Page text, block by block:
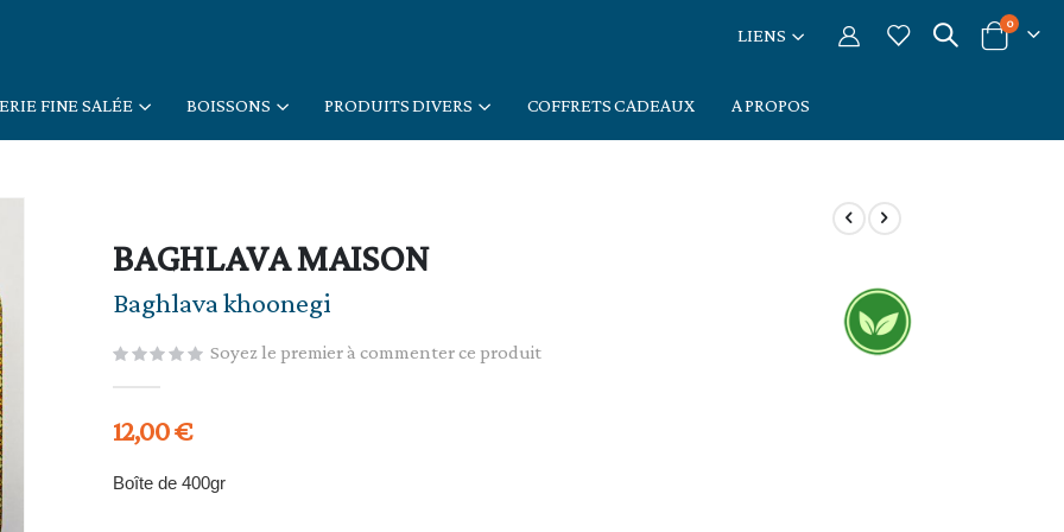
FINE SALÉE BOISSONS PRODUITS DIVERS COFFRETS CADEAUX A PROPOS
LIENS
Cart
0articles
BAGHLAVA MAISON
Baghlava khoonegi
Soyez le premier à commenter ce produit
12,00 €
Boîte de 400gr